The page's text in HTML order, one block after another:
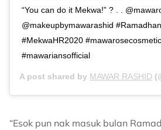
“You can do it Mekwa!” ? . .
@makeupbymawarashid
#MekwaHR2020
#mawariansofficial
A post shared by MAWAR RASHID
“Esok pun nak masuk bulan